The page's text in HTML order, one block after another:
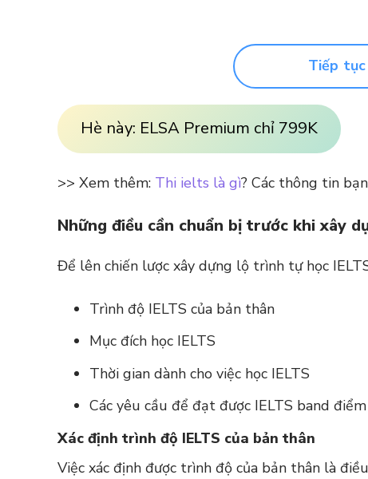
Tiếp tục
Hè này: ELSA Premium chỉ 799K
>> Xem thêm: Thi ielts là gì? Các thông tin
Những điều cần chuẩn bị trước khi xây
Để lên chiến lược xây dựng lộ trình tự học
Trình độ IELTS của bản thân
Mục đích học IELTS
Thời gian dành cho việc học IELTS
Các yêu cầu để đạt được IELTS band
Xác định trình độ IELTS của bản thân
Việc xác định được trình độ của bản thân là